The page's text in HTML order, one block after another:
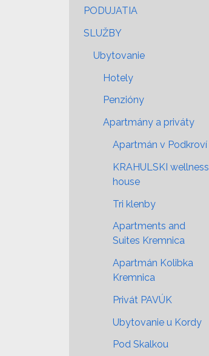
PODUJATIA
SLUŽBY
Ubytovanie
Hotely
Penzióny
Apartmány a priváty
Apartmán v Podkroví
KRAHULSKI wellness
house
Tri klenby
Apartments and
Suites Kremnica
Apartmán Kolibka
Kremnica
Privát PAVÚK
Ubytovanie u Kordy
Pod Skalkou